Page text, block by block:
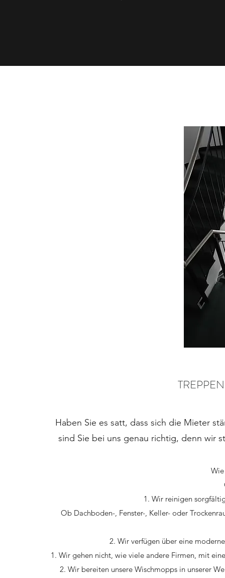
Haben Sie es satt, dass sich die Mieter
sind Sie bei uns genau richtig, denn wir
Wir reinigen
Ob Dachboden-, Fenster-, Keller- oder
Wir verfügen über eine
Wir gehen nicht, wie viele andere Firmen, mit
Wir bereiten unsere Wischmopps in unserer